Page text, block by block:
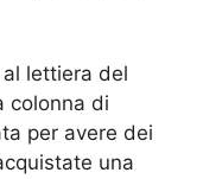
lettiera del
colonna di
per avere dei
una